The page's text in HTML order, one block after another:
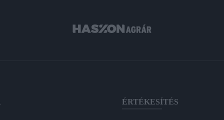
ÉRTÉKESÍTÉS